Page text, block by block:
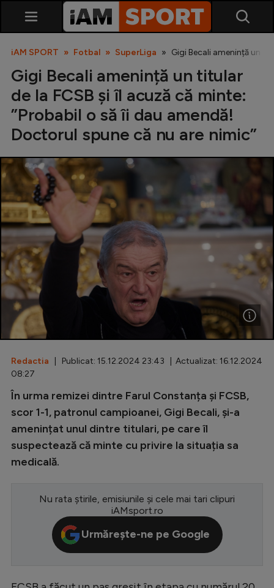
SuperLiga
Liga 2
Cupa României
Echipa Națională
U21
Fotbal feminin
Special
Inedit
Clasamente
Champions League
Europa League
CM 2026
Premier League
LaLiga
iAM SPORT Fotbal SuperLiga Gigi Becali amenință un
Gigi Becali amenință un titular
de la FCSB și îl acuză că minte:
”Probabil o să îi dau amendă!
Doctorul spune că nu are nimic”
Redactia | Publicat: 15.12.2024 23:43 | Actualizat: 16.12.2024
08:27
În urma remizei dintre Farul Constanța și FCSB,
scor 1-1, patronul campioanei, Gigi Becali, și-a
amenințat unul dintre titulari, pe care îl
suspectează că minte cu privire la situația sa
medicală.
Nu rata știrile, emisiunile și cele mai tari clipuri
iAMsport.ro
Urmărește-ne pe Google